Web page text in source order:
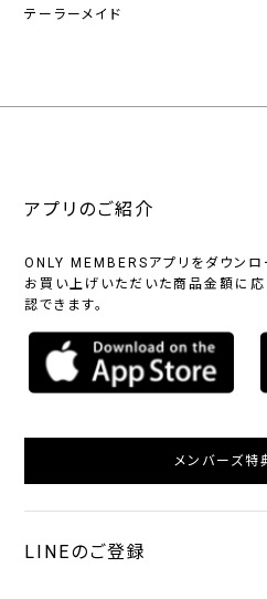
テーラーメイド
アプリのご紹介
ONLY MEMBERSアプリをダウンロ
お買い上げいただいた商品金額に応
認できます。
メンバーズ特
LINEのご登録